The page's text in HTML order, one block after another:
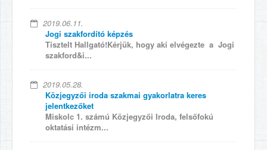
2019.06.11.
Jogi szakfordító képzés
Tisztelt Hallgató!Kérjük, hogy aki elvégezte a Jogi
szakford&i...
2019.05.28.
Közjegyzői iroda szakmai gyakorlatra keres
jelentkezőket
Miskolc 1. számú Közjegyzői Iroda, felsőfokú
oktatási intézm...